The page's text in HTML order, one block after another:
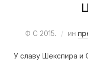
Ф С 2015. ин
У славу Шекспира и